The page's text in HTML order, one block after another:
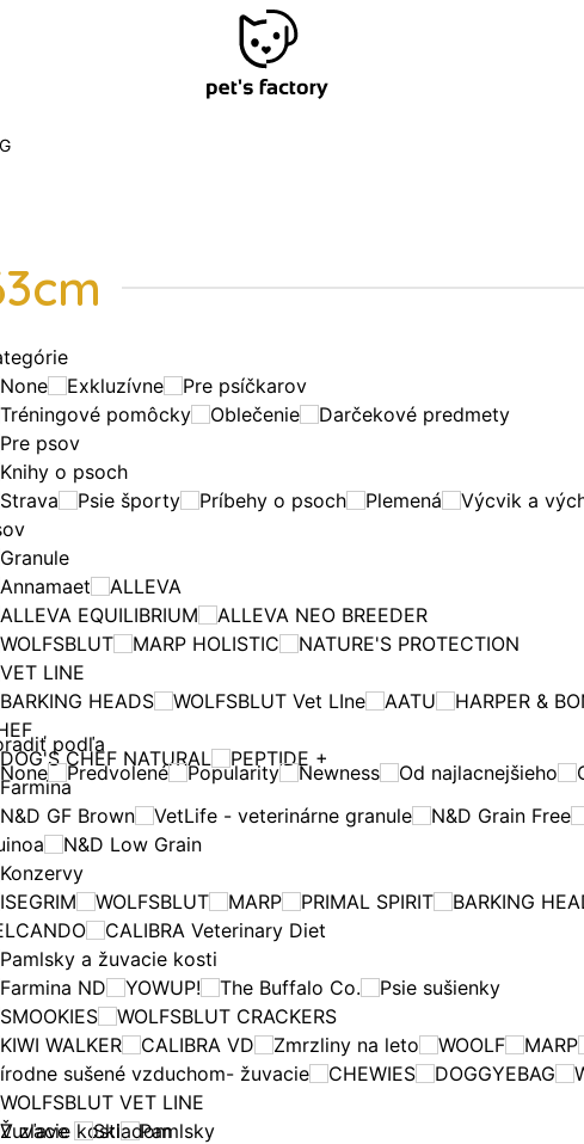
None
Exkluzívne
Pre psíčkarov
Tréningové pomôcky
Oblečenie
Darčekové predmety
Pre psov
Knihy o psoch
Strava
Psie športy Príbehy o psoch Plemená Výcvik a
Granule
Annamaet
ALLEVA
ALLEVA EQUILIBRIUM
ALLEVA NEO BREEDER
WOLFSBLUT
MARP HOLISTIC
NATURE'S PROTECTION
VET LINE
BARKING HEADS
WOLFSBLUT Vet LIne AATU HARPER &
DOG'S CHEF NATURAL
PEPTIDE +
Farmina
N&D GF Brown
VetLife - veterinárne granule N&D Grain Free
N&D Low Grain
Konzervy
ISEGRIM
WOLFSBLUT MARP PRIMAL SPIRIT BARKING
CALIBRA Veterinary Diet
Pamlsky a žuvacie kosti
Farmina ND
YOWUP! The Buffalo Co.
Psie sušienky
SMOOKIES
WOLFSBLUT CRACKERS
KIWI WALKER
CALIBRA VD Zmrzliny na leto WOOLF MARP
sušené vzduchom- žuvacie
CHEWIES DOGGYEBAG
WOLFSBLUT VET LINE
Žuvacie kosti
Pamlsky
podľa
None
Predvolené Popularity Newness Od najlacnejšieho
V zľave Skladom